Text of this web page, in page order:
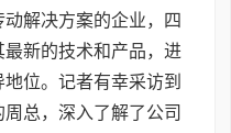
解决方案的企业，四
新的技术和产品，进
位。记者有幸采访到
总，深入了解了公司